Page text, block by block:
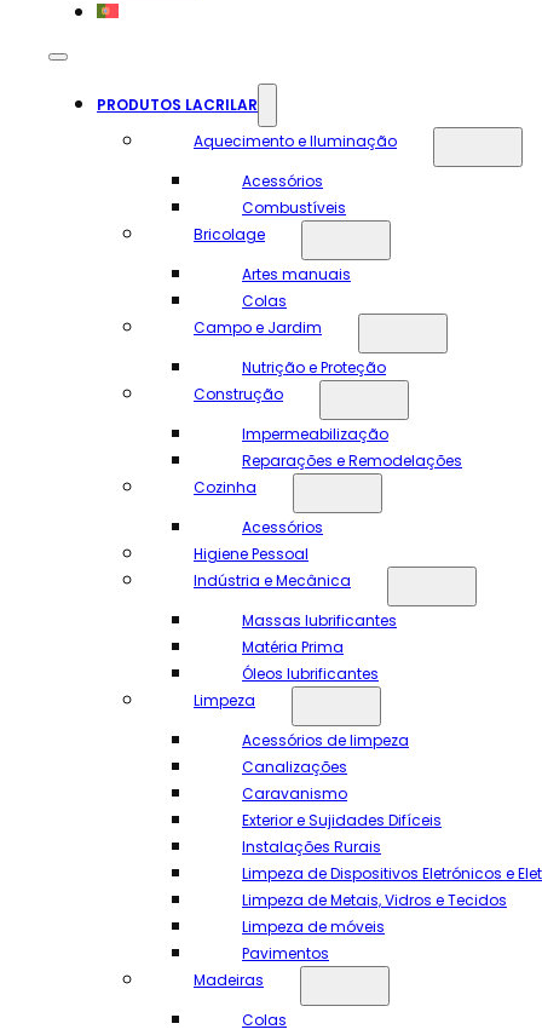
PRODUTOS LACRILAR
Aquecimento e Iluminação
Acessórios
Combustíveis
Bricolage
Artes manuais
Colas
Campo e Jardim
Nutrição e Proteção
Construção
Impermeabilização
Reparações e Remodelações
Cozinha
Acessórios
Higiene Pessoal
Indústria e Mecânica
Massas lubrificantes
Matéria Prima
Óleos lubrificantes
Limpeza
Acessórios de limpeza
Canalizações
Caravanismo
Exterior e Sujidades Difíceis
Instalações Rurais
Limpeza de Dispositivos Eletrónicos e
Limpeza de Metais, Vidros e Tecidos
Limpeza de móveis
Pavimentos
Madeiras
Colas